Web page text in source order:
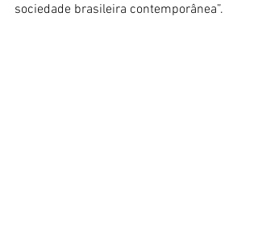
sociedade brasileira contemporânea”.